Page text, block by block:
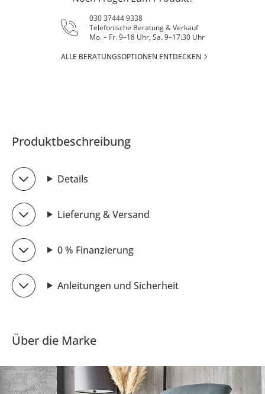
030 37444 9338
Telefonische Beratung & Verkauf
Mo. – Fr. 9–18 Uhr, Sa. 9–17:30 Uhr
ALLE BERATUNGSOPTIONEN ENTDECKEN
Produktbeschreibung
Details
Lieferung & Versand
0 % Finanzierung
Anleitungen und Sicherheit
Über die Marke